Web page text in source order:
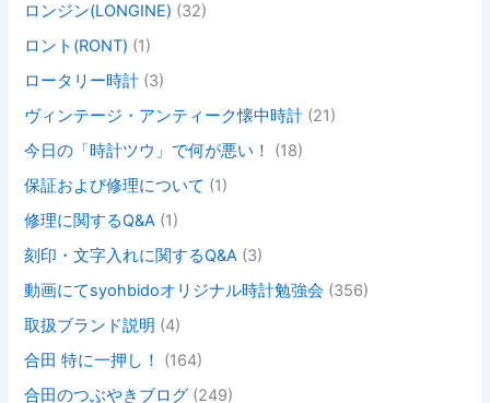
ロンジン(LONGINE) (32)
ロント(RONT) (1)
ロータリー時計 (3)
ヴィンテージ・アンティーク懐中時計 (21)
今日の「時計ツウ」で何が悪い！
(18)
保証および修理について (1)
修理に関するQ&A (1)
刻印・文字入れに関するQ&A (3)
動画にてsyohbidoオリジナル時計勉強会 (356)
取扱ブランド説明 (4)
合田 特に一押し！
(164)
合田のつぶやきブログ (249)